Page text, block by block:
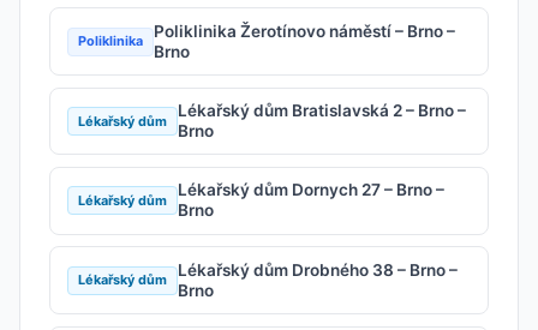
Poliklinika
Poliklinika Žerotínovo náměstí – Brno –
Brno
Lékařský dům
Lékařský dům Bratislavská 2 – Brno –
Brno
Lékařský dům
Lékařský dům Dornych 27 – Brno –
Brno
Lékařský dům
Lékařský dům Drobného 38 – Brno –
Brno